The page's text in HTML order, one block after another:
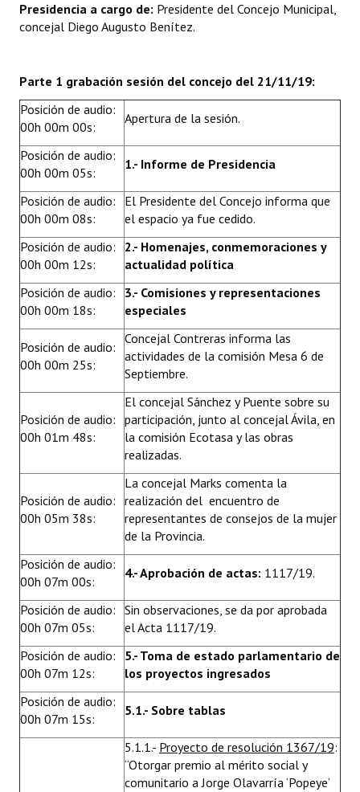
NORMATIVA
Declaraciones
Resoluciones
Resoluciones de Presidencia
Antiguos Pobladores
Noticias Destacadas
Registros y Distinciones
Datos Históricos
Premio al Mérito - Registro
Audiencias Públicas - Registro
Mujeres que Dejaron Huellas - Registro
Periodistas Decanos - Registro
Ciudadano Ilustre - Registro
Banca del Vecino - Registro
Antiguos Pobladores - Registro
Reconocimientos - Registro
Bariloche, Municipio intercultural
Entrega de distinciones
REFORMA DE LA CARTA ORGÁNICA
Presidencia a cargo de: Presidente del Concejo Municipal,
concejal Diego Augusto Benítez.
Parte 1 grabación sesión del concejo del 21/11/19:
Posición de audio:
00h 00m 00s:
Apertura de la sesión.
Posición de audio:
00h 00m 05s:
1.- Informe de Presidencia
Posición de audio:
00h 00m 08s:
El Presidente del Concejo informa que
el espacio ya fue cedido.
Posición de audio:
00h 00m 12s:
2.- Homenajes, conmemoraciones y
actualidad política
Posición de audio:
00h 00m 18s:
3.- Comisiones y representaciones
especiales
Posición de audio:
00h 00m 25s:
Concejal Contreras informa las
actividades de la comisión Mesa 6 de
Septiembre.
Posición de audio:
00h 01m 48s:
El concejal Sánchez y Puente sobre su
participación, junto al concejal Ávila, en
la comisión Ecotasa y las obras
realizadas.
Posición de audio:
00h 05m 38s:
La concejal Marks comenta la
realización del encuentro de
representantes de consejos de la mujer
de la Provincia.
Posición de audio:
00h 07m 00s:
4.- Aprobación de actas: 1117/19.
Posición de audio:
00h 07m 05s:
Sin observaciones, se da por aprobada
el Acta 1117/19.
Posición de audio:
00h 07m 12s:
5.- Toma de estado parlamentario de
los proyectos ingresados
Posición de audio:
00h 07m 15s:
5.1.- Sobre tablas
5.1.1.- Proyecto de resolución 1367/19:
“Otorgar premio al mérito social y
comunitario a Jorge Olavarría ‘Popeye’